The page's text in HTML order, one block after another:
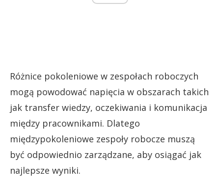
Różnice pokoleniowe w zespołach roboczych
mogą powodować napięcia w obszarach takich
jak transfer wiedzy, oczekiwania i komunikacja
między pracownikami. Dlatego
międzypokoleniowe zespoły robocze muszą
być odpowiednio zarządzane, aby osiągać jak
najlepsze wyniki.